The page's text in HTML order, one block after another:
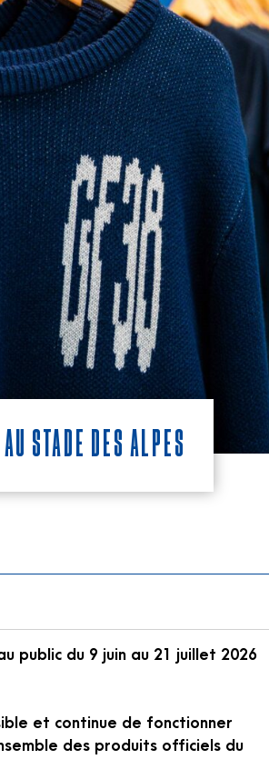
Stade des Alpes
public du 9 juin au 21 juillet 2026
et continue de fonctionner
des produits officiels du